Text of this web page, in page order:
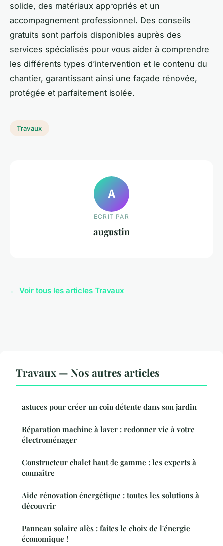
solide, des matériaux appropriés et un
accompagnement professionnel. Des conseils
gratuits sont parfois disponibles auprès des
services spécialisés pour vous aider à comprendre
les différents types d’intervention et le contenu du
chantier, garantissant ainsi une façade rénovée,
protégée et parfaitement isolée.
Travaux
A
ECRIT PAR
augustin
← Voir tous les articles Travaux
Travaux — Nos autres articles
astuces pour créer un coin détente dans son jardin
Réparation machine à laver : redonner vie à votre
électroménager
Constructeur chalet haut de gamme : les experts à
connaître
Aide rénovation énergétique : toutes les solutions à
découvrir
Panneau solaire alès : faites le choix de l'énergie
économique !